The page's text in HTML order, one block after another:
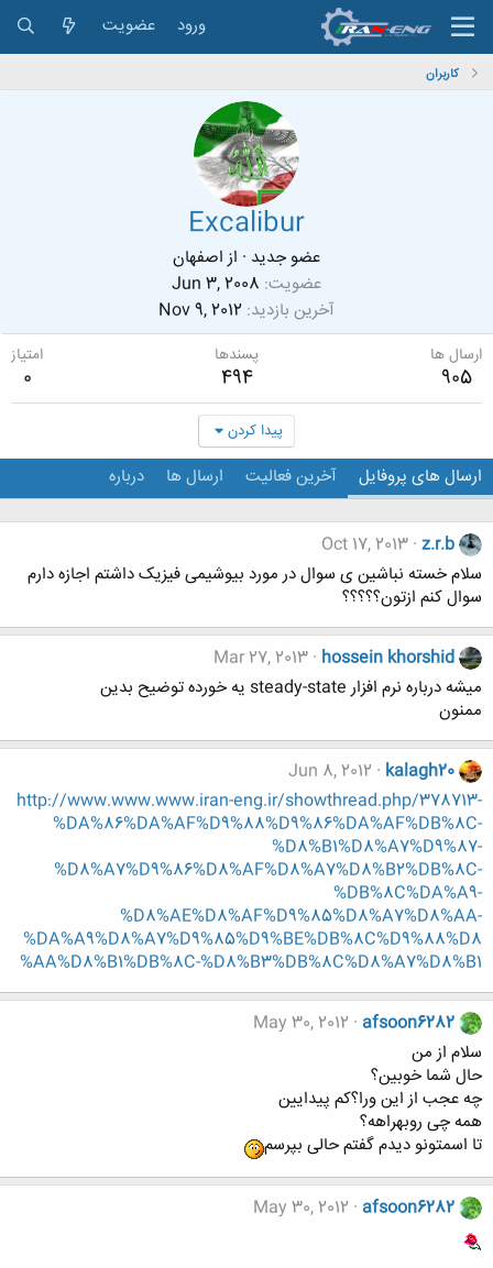
ورود عضویت
کاربران
Excalibur
عضو جدید · از اصفهان
عضویت Jun 3, 2008
آخرین بازدید Nov 9, 2012
ارسال ها
905
پسندها
494
امتیاز
0
پیدا کردن
ارسال های پروفایل آخرین فعالیت ارسال ها درباره
z.r.b
Oct 17, 2013
سلام خسته نباشین ی سوال در مورد بیوشیمی فیزیک داشتم اجازه دارم
سوال کنم ازتون؟؟؟؟؟
hossein khorshid
Mar 27, 2013
میشه درباره نرم افزار steady-state یه خورده توضیح بدین
ممنون
kalagh20
Jun 8, 2012
http://www.www.www.iran-eng.ir/showthread.php/378713-
%DA%86%DA%AF%D9%88%D9%86%DA%AF%DB%8C-
%D8%B1%D8%A7%D9%87-
%D8%A7%D9%86%D8%AF%D8%A7%D8%B2%DB%8C-
%DB%8C%DA%A9-
%D8%AE%D8%AF%D9%85%D8%A7%D8%AA-
%DA%A9%D8%A7%D9%85%D9%BE%DB%8C%D9%88%D8
%AA%D8%B1%DB%8C-%D8%B3%DB%8C%D8%A7%D8%B1
afsoon6282
May 30, 2012
سلام از من
حال شما خوبین؟
چه عجب از این ورا؟کم پیدایین
همه چی روبهراهه؟
تا اسمتونو دیدم گفتم حالی بپرسم
afsoon6282
May 30, 2012